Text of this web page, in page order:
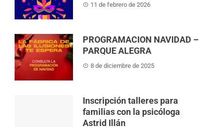
11 de febrero de 2026
PROGRAMACION NAVIDAD –
PARQUE ALEGRA
8 de diciembre de 2025
Inscripción talleres para
familias con la psicóloga
Astrid Illán